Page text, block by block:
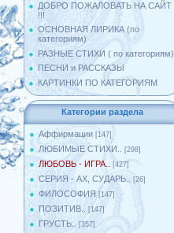
ДОБРО ПОЖАЛОВАТЬ НА САЙТ
!!!
ОСНОВНАЯ ЛИРИКА (по
категориям)
РАЗНЫЕ СТИХИ ( по категориям)
ПЕСНИ и РАССКАЗЫ
КАРТИНКИ ПО КАТЕГОРИЯМ
Категории раздела
Аффирмации [147]
ЛЮБИМЫЕ СТИХИ.. [298]
ЛЮБОВЬ - ИГРА.. [427]
СЕРИЯ - АХ, СУДАРЬ.. [26]
ФИЛОСОФИЯ [147]
ПОЗИТИВ.. [147]
ГРУСТЬ.. [357]